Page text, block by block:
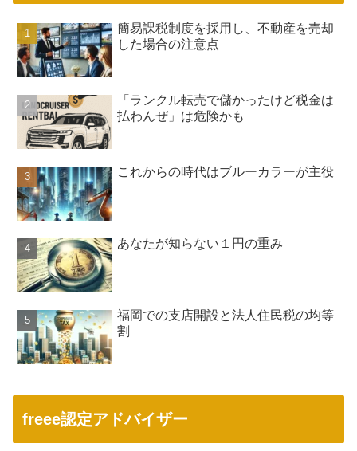
簡易課税制度を採用し、不動産を売却
した場合の注意点
「ランクル転売で儲かったけど税金は
払わんぜ」は危険かも
これからの時代はブルーカラーが主役
あなたが知らない１円の重み
福岡での支店開設と法人住民税の均等
割
freee認定アドバイザー